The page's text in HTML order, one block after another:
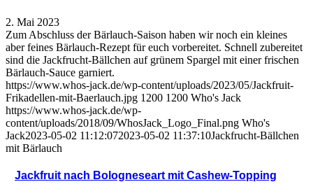
2. Mai 2023
Zum Abschluss der Bärlauch-Saison haben wir noch ein kleines
aber feines Bärlauch-Rezept für euch vorbereitet. Schnell zubereitet
sind die Jackfrucht-Bällchen auf grünem Spargel mit einer frischen
Bärlauch-Sauce garniert.
https://www.whos-jack.de/wp-content/uploads/2023/05/Jackfruit-
Frikadellen-mit-Baerlauch.jpg 1200 1200 Who's Jack
https://www.whos-jack.de/wp-
content/uploads/2018/09/WhosJack_Logo_Final.png Who's
Jack2023-05-02 11:12:072023-05-02 11:37:10Jackfrucht-Bällchen
mit Bärlauch
Jackfruit nach Bologneseart mit Cashew-Topping